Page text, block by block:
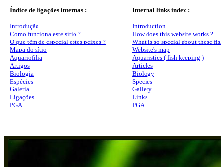
Índice de ligações internas :
Introdução
Como funciona este sítio ?
O que têm de especial estes peixes ?
Mapa do sítio
Aquariofilia
Artigos
Biologia
Espécies
Galeria
Ligações
PGA
Internal links index :
Introduction
How does this website works ?
What is so special about these
Website's map
Aquaristics ( fish keeping )
Articles
Biology
Species
Gallery
Links
PGA